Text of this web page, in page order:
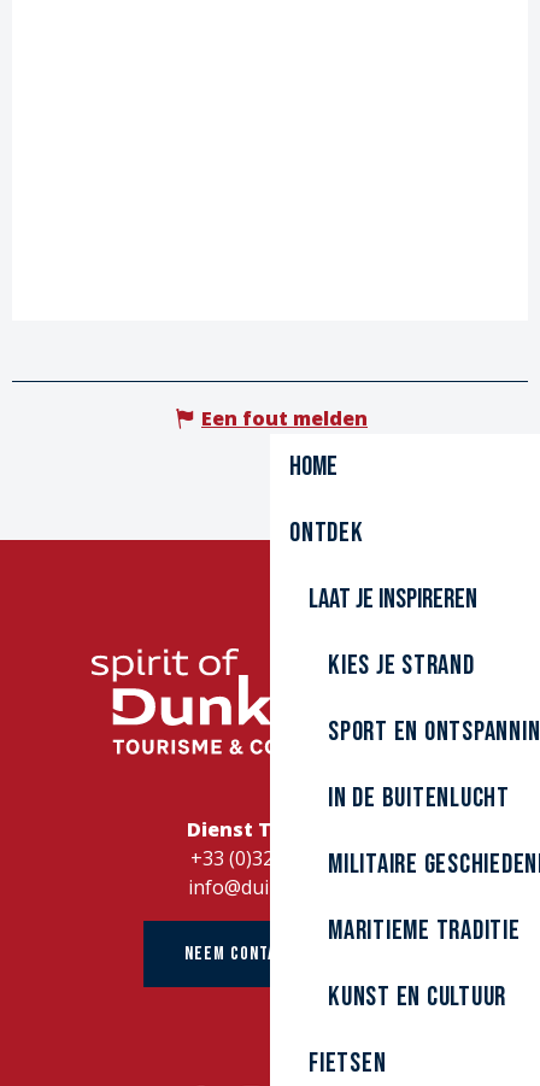
Home
Ontdek
Laat je inspireren
Kies je strand
Sport en
In de buitenlucht
Militaire
Maritieme traditie
kunst en cultuur
Fietsen
Een fout melden
Dienst Toerisme
+33 (0)328262728
info@duinkerke.fr
NEEM CONTACT OP MET